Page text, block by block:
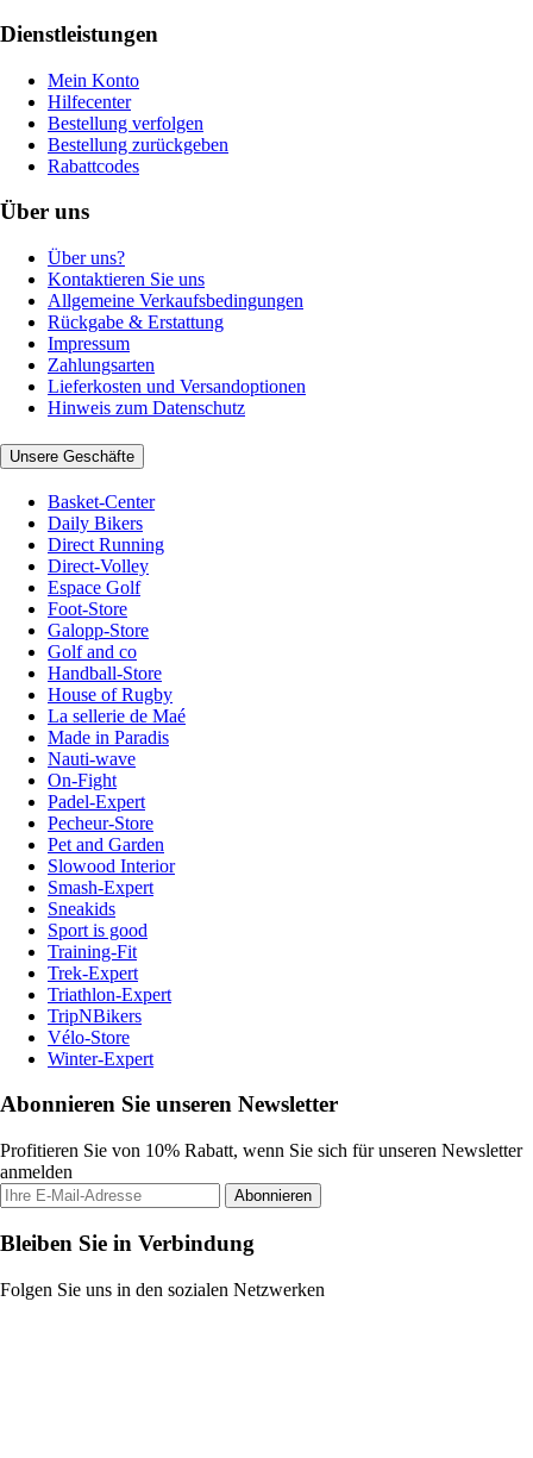
Dienstleistungen
Mein Konto
Hilfecenter
Bestellung verfolgen
Bestellung zurückgeben
Rabattcodes
Über uns
Über uns?
Kontaktieren Sie uns
Allgemeine Verkaufsbedingungen
Rückgabe & Erstattung
Impressum
Zahlungsarten
Lieferkosten und Versandoptionen
Hinweis zum Datenschutz
Unsere Geschäfte
Basket-Center
Daily Bikers
Direct Running
Direct-Volley
Espace Golf
Foot-Store
Galopp-Store
Golf and co
Handball-Store
House of Rugby
La sellerie de Maé
Made in Paradis
Nauti-wave
On-Fight
Padel-Expert
Pecheur-Store
Pet and Garden
Slowood Interior
Smash-Expert
Sneakids
Sport is good
Training-Fit
Trek-Expert
Triathlon-Expert
TripNBikers
Vélo-Store
Winter-Expert
Abonnieren Sie unseren Newsletter
Profitieren Sie von 10% Rabatt, wenn Sie sich für unseren Newsletter
anmelden
Abonnieren
Bleiben Sie in Verbindung
Folgen Sie uns in den sozialen Netzwerken